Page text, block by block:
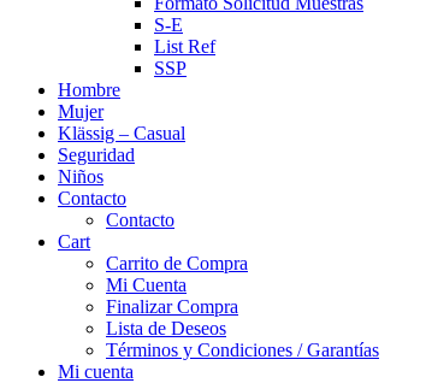
S-E
List Ref
SSP
Hombre
Mujer
Klässig – Casual
Seguridad
Niños
Contacto
Contacto
Cart
Carrito de Compra
Mi Cuenta
Finalizar Compra
Lista de Deseos
Términos y Condiciones / Garantías
Mi cuenta